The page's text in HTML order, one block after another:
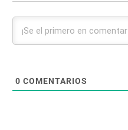
0 COMENTARIOS